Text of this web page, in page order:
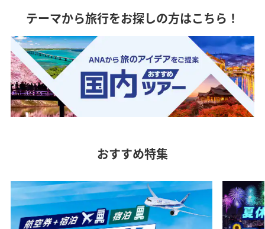
テーマから旅行をお探しの方はこちら！
おすすめ特集